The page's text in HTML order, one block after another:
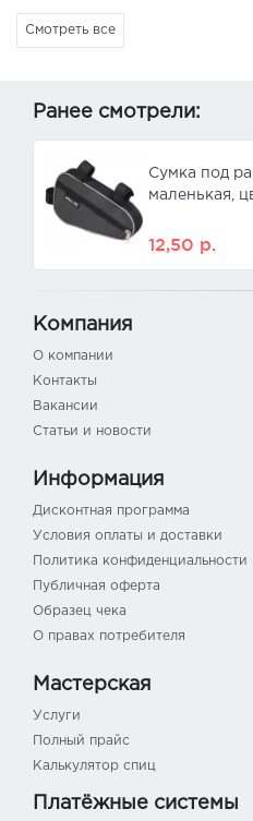
Смотреть все
Ранее смотрели:
Сумка под
маленькая,
12,50 р.
Компания
О компании
Контакты
Вакансии
Статьи и новости
Информация
Дисконтная программа
Условия оплаты и доставки
Политика конфиденциальности
Публичная оферта
Образец чека
О правах потребителя
Мастерская
Услуги
Полный прайс
Калькулятор спиц
Платёжные системы